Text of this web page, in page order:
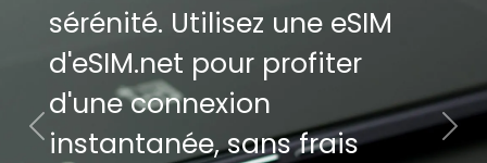
sérénité. Utilisez une eSIM
d'eSIM.net pour profiter
d'une connexion
instantanée, sans frais
sérénité. Utilisez une eSIM
d'eSIM.net pour profiter
d'une connexion
instantanée, sans frais
Previous Next